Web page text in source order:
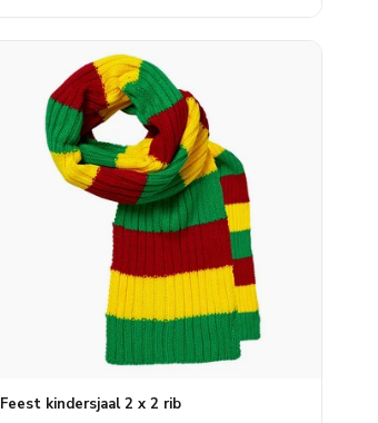
Feest kindersjaal 2 x 2 rib